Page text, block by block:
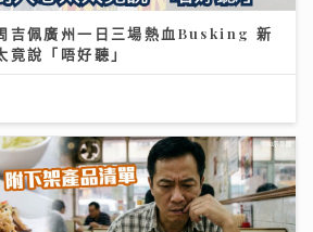
吉佩廣州一日三場熱血Busking 新
說「唔好聽」